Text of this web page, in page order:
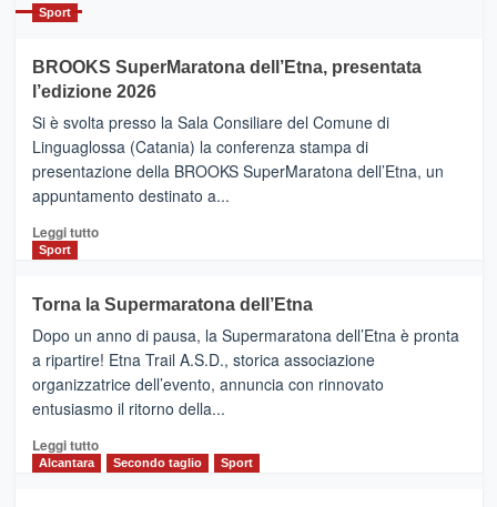
con
la
Al
via
i
collegamenti
Sport
BROOKS SuperMaratona dell’Etna, presentata
l’edizione 2026
Si è svolta presso la Sala Consiliare del Comune di
Linguaglossa (Catania) la conferenza stampa di
presentazione della BROOKS SuperMaratona dell’Etna, un
appuntamento destinato a...
Leggi tuttoLeggi
BROOKS
SuperMaratona
dell’Etna,
presentata
l’edizione
2026
Sport
Torna la Supermaratona dell’Etna
Dopo un anno di pausa, la Supermaratona dell’Etna è pronta
a ripartire! Etna Trail A.S.D., storica associazione
organizzatrice dell’evento, annuncia con rinnovato
entusiasmo il ritorno della...
Leggi tuttoLeggi
Alcantara Secondo taglio Sport